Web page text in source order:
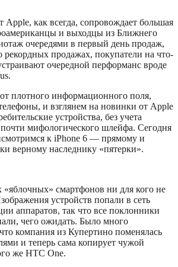
как всегда, сопровождает большая
и выходцы из Ближнего
очередями в первый день продаж,
рекордных продажах, покупатели на что-
очередной перформанс вроде
плотного информационного поля,
и взглянем на новинки от Apple
устройства, без учета
мифологического шлейфа. Сегодня
к iPhone 6 — прямому и
верному наследнику «пятерки».
смартфонов ни для кого не
устройств попали в сеть
аппаратов, так что все поклонники
чего ожидать. Было много
компания из Купертино поменялась
и теперь сама копирует чужой
же HTC One.